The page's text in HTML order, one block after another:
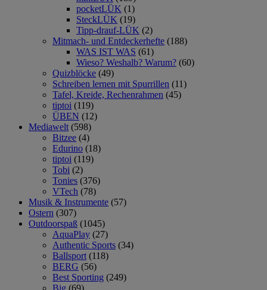
pocketLÜK (1)
SteckLÜK (19)
Tipp-drauf-LÜK (2)
Mitmach- und Entdeckerhefte (188)
WAS IST WAS (61)
Wieso? Weshalb? Warum? (60)
Quizblöcke (49)
Schreiben lernen mit Spurrillen (11)
Tafel, Kreide, Rechenrahmen (45)
tiptoi (119)
ÜBEN (12)
Mediawelt (598)
Bitzee (4)
Edurino (18)
tiptoi (119)
Tobi (2)
Tonies (376)
VTech (78)
Musik & Instrumente (57)
Ostern (307)
Outdoorspaß (1045)
AquaPlay (27)
Authentic Sports (34)
Ballsport (118)
BERG (56)
Best Sporting (249)
Big (69)